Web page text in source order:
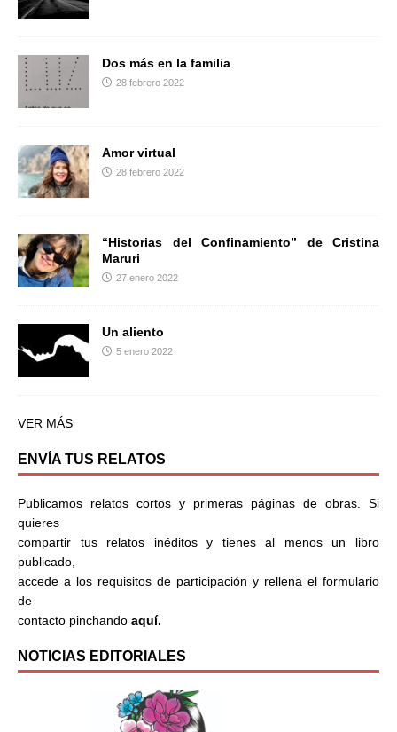
Dos más en la familia
28 febrero 2022
Amor virtual
28 febrero 2022
“Historias del Confinamiento” de Cristina
Maruri
27 enero 2022
Un aliento
5 enero 2022
VER MÁS
ENVÍA TUS RELATOS
Publicamos relatos cortos y primeras páginas de obras. Si
quieres
compartir tus relatos inéditos y tienes al menos un libro
publicado,
accede a los requisitos de participación y rellena el formulario
de
contacto pinchando aquí.
NOTICIAS EDITORIALES